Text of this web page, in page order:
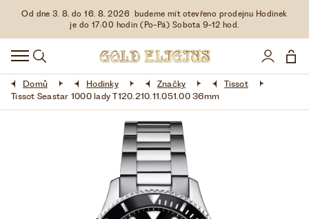
Od dne 3. 8. do 16. 8. 2026 budeme mít otevřeno prodejnu Hodinek
je do 17:00 hodin (Po-Pá) Sobota 9-12 hod.
HODINKY
DOPLŇKY
ŠPERKY
LIMITOVANÉ EDICE
Domů Hodinky Značky
Tissot
Tissot Seastar 1000 lady T120.210.11.051.00 36mm